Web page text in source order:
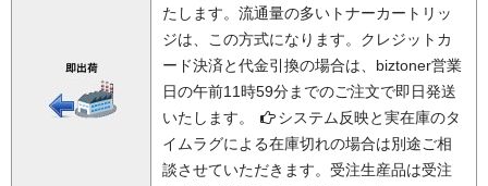
たします。流通量の多いトナーカートリッ
ジは、この方式になります。クレジットカ
ード決済と代金引換の場合は、biztoner営業
日の午前11時59分までのご注文で即日発送
いたします。
システム反映と実在庫のタ
イムラグによる在庫切れの場合は別途ご相
談させていただきます。受注生産品は受注